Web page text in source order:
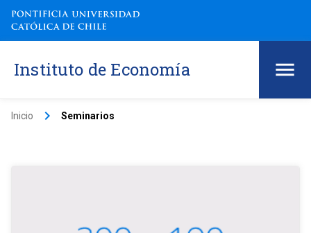
Instituto de Economía
Inicio keyboard_arrow_right Seminarios